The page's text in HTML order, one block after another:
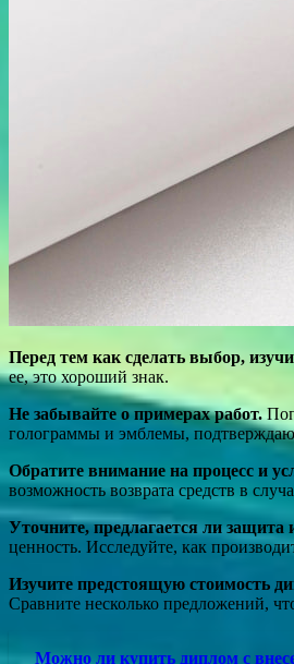
Перед тем как сделать выбор,
ее, это хороший знак.
Не забывайте о примерах работ.
голограммы и эмблемы,
Обратите внимание на процесс и
возможность возврата средств в
Уточните, предлагается ли защита
ценность. Исследуйте, как
Изучите предстоящую стоимость
Сравните несколько предложений,
Можно ли купить диплом с